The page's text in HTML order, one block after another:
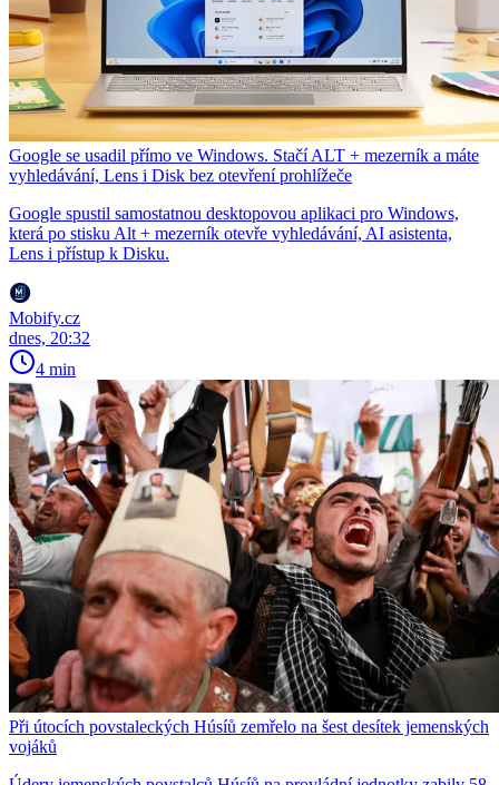
Google se usadil přímo ve Windows. Stačí ALT + mezerník a máte
vyhledávání, Lens i Disk bez otevření prohlížeče
Google spustil samostatnou desktopovou aplikaci pro Windows,
která po stisku Alt + mezerník otevře vyhledávání, AI asistenta,
Lens i přístup k Disku.
Mobify.cz
dnes, 20:32
4 min
Při útocích povstaleckých Húsíů zemřelo na šest desítek jemenských
vojáků